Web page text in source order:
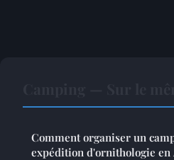
Comment organiser un
expédition d'ornithologie en